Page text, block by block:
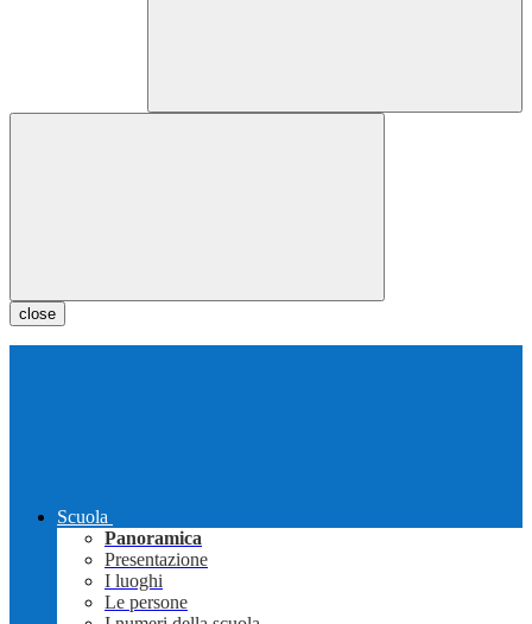
close
Scuola
Panoramica
Presentazione
I luoghi
Le persone